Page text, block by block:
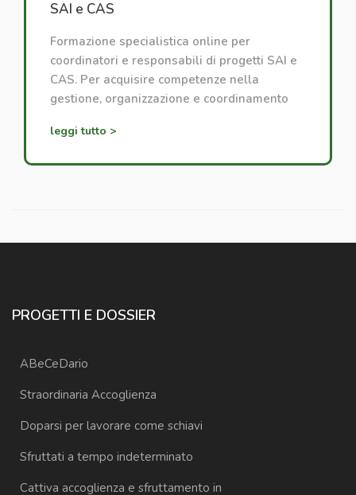
SAI e CAS
Formazione specialistica online per
coordinatori e responsabili di progetti SAI e
CAS. Per acquisire competenze nella
gestione, organizzazione e coordinamento
leggi tutto >
PROGETTI E DOSSIER
ABeCeDario
Straordinaria Accoglienza
Doparsi per lavorare come schiavi
Sfruttati a tempo indeterminato
Cattiva accoglienza e sfruttamento in